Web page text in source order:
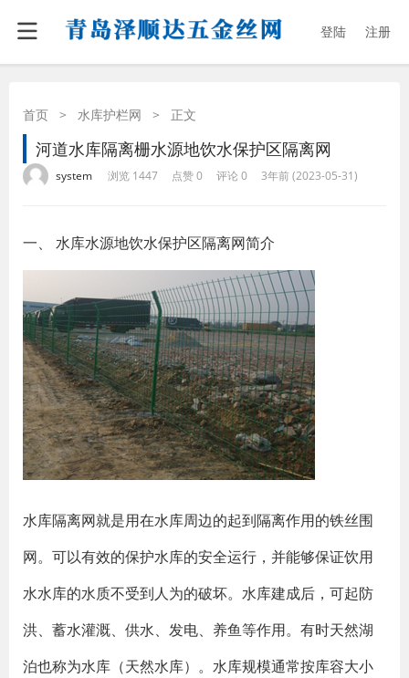
登陆 注册
首页 > 水库护栏网 > 正文
河道水库隔离栅水源地饮水保护区隔离网
system 浏览 1447 点赞 0 评论 0 3年前 (2023-05-31)
一、 水库水源地饮水保护区隔离网简介
水库隔离网就是用在水库周边的起到隔离作用的铁丝围
网。可以有效的保护水库的安全运行，并能够保证饮用
水水库的水质不受到人为的破坏。水库建成后，可起防
洪、蓄水灌溉、供水、发电、养鱼等作用。有时天然湖
泊也称为水库（天然水库）。水库规模通常按库容大小